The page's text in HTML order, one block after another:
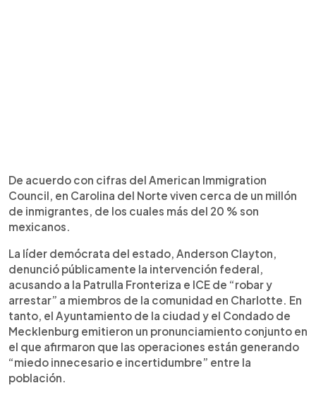
De acuerdo con cifras del American Immigration
Council, en Carolina del Norte viven cerca de un millón
de inmigrantes, de los cuales más del 20 % son
mexicanos.
La líder demócrata del estado, Anderson Clayton,
denunció públicamente la intervención federal,
acusando a la Patrulla Fronteriza e ICE de “robar y
arrestar” a miembros de la comunidad en Charlotte. En
tanto, el Ayuntamiento de la ciudad y el Condado de
Mecklenburg emitieron un pronunciamiento conjunto en
el que afirmaron que las operaciones están generando
“miedo innecesario e incertidumbre” entre la
población.